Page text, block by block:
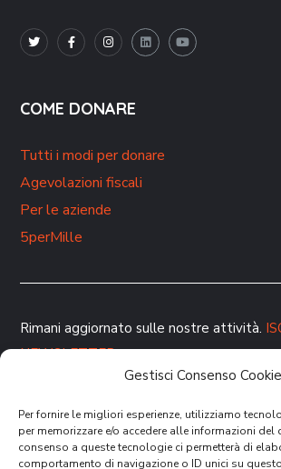
Gestisci Consenso Cookie
Per fornire le migliori esperienze, utilizziamo
per memorizzare e/o accedere alle informazioni
consenso a queste tecnologie ci permetterà di
comportamento di navigazione o ID unici su
COME DONARE
Tutti i modi per donare
Agevolazioni fiscali
Per le aziende
5perMille
Rimani aggiornato sulle nostre attività.
NEWSLETTER